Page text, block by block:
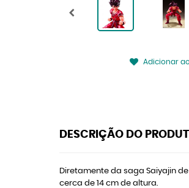
Adicionar
DESCRIÇÃO DO
Diretamente da saga Saiyajin de
cerca de 14 cm de altura.